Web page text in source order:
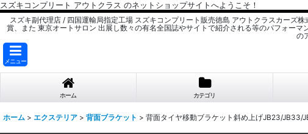
スズキコンプリート アウトクラス のネットショップサイトへようこそ！
スズキ副代理店 / 四国運輸局指定工場 スズキコンプリート販売徳島 アウトクラスカーズ
賞、また 東京オートサロン 出展し数々の有名全国誌やサイトで紹介される等のパフォ
の
メニュー
ホーム カテゴリ
ホーム > エクステリア > 背面ブラケット > 背面タイヤ移動ブラケット斜め上げJB23/JB33/